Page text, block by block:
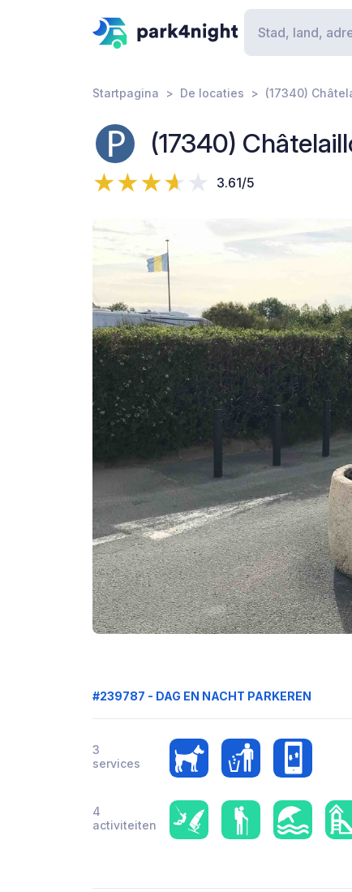
Startpagina De locaties (17340)
(17340)
3.61/5
#239787 - DAG EN NACHT PARKEREN
3
services
4
activiteiten